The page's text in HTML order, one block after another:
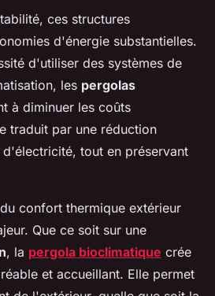
ces structures
d'énergie substantielles.
d'utiliser des systèmes de
les pergolas
à diminuer les coûts
traduit par une réduction
tout en préservant
confort thermique extérieur
Que ce soit sur une
, la pergola bioclimatique crée
et accueillant. Elle permet